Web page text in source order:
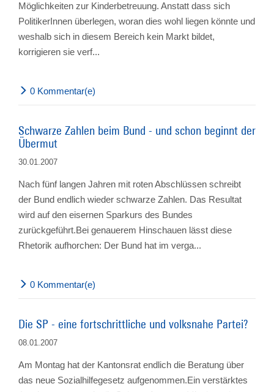
Möglichkeiten zur Kinderbetreuung. Anstatt dass sich
PolitikerInnen überlegen, woran dies wohl liegen könnte und
weshalb sich in diesem Bereich kein Markt bildet,
korrigieren sie verf...
0 Kommentar(e)
Schwarze Zahlen beim Bund - und schon beginnt der
Übermut
30.01.2007
Nach fünf langen Jahren mit roten Abschlüssen schreibt
der Bund endlich wieder schwarze Zahlen. Das Resultat
wird auf den eisernen Sparkurs des Bundes
zurückgeführt.Bei genauerem Hinschauen lässt diese
Rhetorik aufhorchen: Der Bund hat im verga...
0 Kommentar(e)
Die SP - eine fortschrittliche und volksnahe Partei?
08.01.2007
Am Montag hat der Kantonsrat endlich die Beratung über
das neue Sozialhilfegesetz aufgenommen.Ein verstärktes